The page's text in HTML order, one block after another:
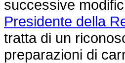
successive
Presidente della
tratta di un
preparazioni di